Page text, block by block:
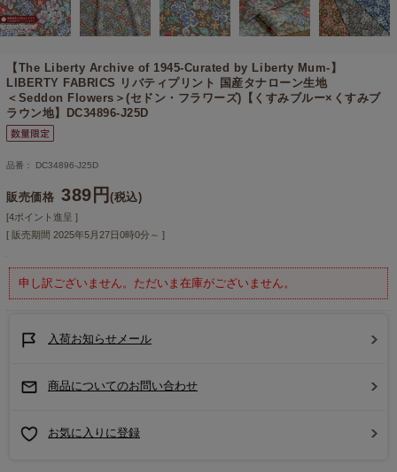
【The Liberty Archive of 1945-Curated by Liberty Mum-】
LIBERTY FABRICS リバティプリント 国産タナローン生地
＜Seddon Flowers＞(セドン・フラワーズ)【くすみブルー×くすみブ
ラウン地】DC34896-J25D
品番： DC34896-J25D
販売価格 389円(税込)
[4ポイント進呈 ]
[ 販売期間 2025年5月27日0時0分 ～ ]
申し訳ございません。ただいま在庫がございません。
入荷お知らせメール
商品についてのお問い合わせ
お気に入りに登録